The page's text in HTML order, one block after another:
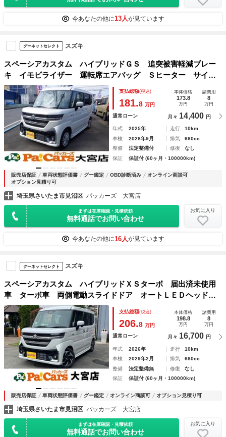
今あなたの他に13人が見ています
グーネットセレクト スズキ
スペーシアカスタム ハイブリッドＧＳ 追突被害軽減ブレー
キ イモビライザー 運転席エアバッグ Ｓヒーター サイド
エアバッグ ベンチＳ ＰＳ ＷエアＢ キーフリーキー 前
後ソナー ＥＳＣ ＬＥＤ オートＬＥＤ フルフラットシー
ト ＡＢＳ
支払総額(税込)
181.8 万円
本体価格
173.8
万円
諸費用
8
万円
通常ローン 月々 14,400 円
年式 2025年 走行
10km
車検
2028年9月 排気
660cc
整備
法定整備付 修復
なし
保証
保証付 (60ヶ月・100000km)
販売店保証 車両状態評価書 グー鑑定 OBD診断済み
オンライン商談可
オプション見積り可
埼玉県さいたま市見沼区 パッカーズ 大宮店
まずは在庫確認・見積依頼
無料通話でお問い合わせ
お気に入り
今あなたの他に16人が見ています
グーネットセレクト スズキ
スペーシアカスタム ハイブリッドＸＳターボ 届出済未使用
車 ターボ車 両側電動スライドドア オートＬＥＤヘッドラ
イト クルーズコントロール 電動パーキングブレーキ ブレ
ーキホールド スマートキー シートヒーター ベンチシー
ト 後席オットマン
支払総額(税込)
206.8 万円
本体価格
198.8
万円
諸費用
8
万円
通常ローン 月々 16,700 円
年式 2026年 走行
10km
車検
2029年2月 排気
660cc
整備
法定整備無 修復
なし
保証
保証付 (60ヶ月・100000km)
販売店保証 車両状態評価書 グー鑑定 オンライン商談可 オプション見積り可
埼玉県さいたま市見沼区 パッカーズ 大宮店
まずは在庫確認・見積依頼
無料通話でお問い合わせ
お気に入り